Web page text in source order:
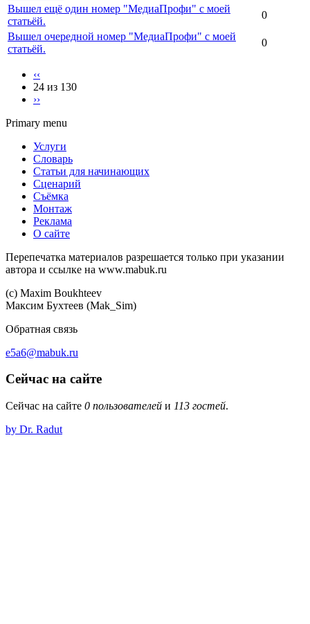
Вышел ещё один номер "МедиаПрофи" с моей
статьёй.
0
Вышел очередной номер "МедиаПрофи" с моей
статьёй.
0
‹‹
24 из 130
››
Primary menu
Услуги
Словарь
Статьи для начинающих
Сценарий
Съёмка
Монтаж
Реклама
О сайте
Перепечатка материалов разрешается только при указании
автора и ссылке на www.mabuk.ru
(c) Maхim Boukhteev
Максим Бухтеев (Mak_Sim)
Обратная связь
e5a6@mabuk.ru
Сейчас на сайте
Сейчас на сайте 0 пользователей и 113 гостей.
by Dr. Radut